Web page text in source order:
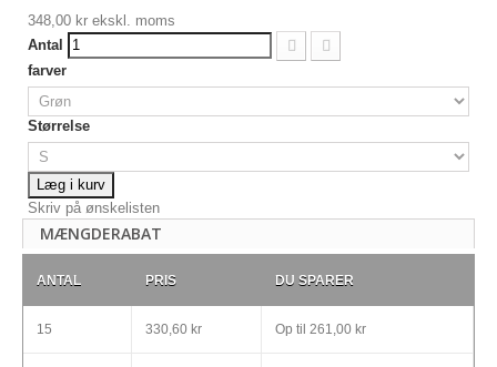
348,00 kr ekskl. moms
Antal
farver
Størrelse
Læg i kurv
Skriv på ønskelisten
MÆNGDERABAT
ANTAL PRIS DU SPARER
15 330,60 kr Op til 261,00 kr